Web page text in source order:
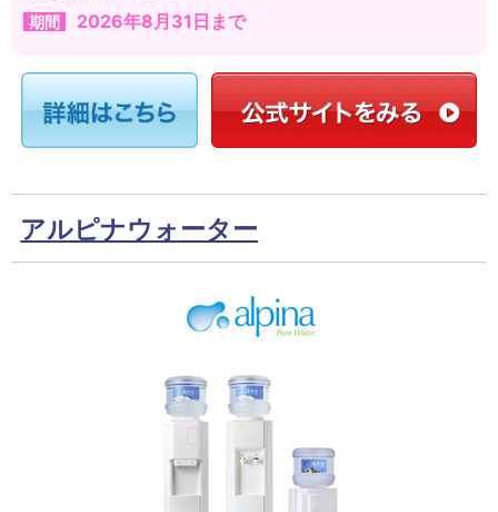
期間 2026年8月31日まで
アルピナウォーター